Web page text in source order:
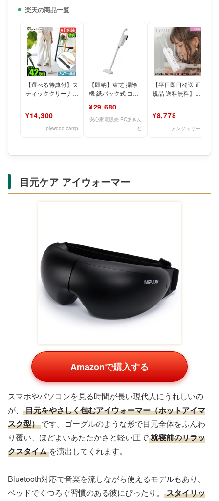
楽天の商品一覧
【選べる特典付】ス
ティッククリーナー
ワーレ
¥14,300
plywood camp
【即納】東芝 掃除
機 紙パック式 コー
リーナー トルネオ
コード
¥29,680
安心家電販売 PCあきん
ど
【平日即日発送 正
規品 送料無料】
ア
¥8,778
アンジェリーク
目元ケア アイウォーマー
Amazonで購入する
スマホやパソコンを見る時間が長い現代人にうれしいの
が、
目元をやさしく包むアイウォーマー（ホットアイマ
スク型） です。ゴーグルのような形で目元全体をふんわ
り覆い、ほどよいあたたかさと軽い圧で就寝前のリラッ
クスタイム を演出してくれます。
Bluetooth対応で音楽を流しながら使えるモデルもあり、
ベッドでくつろぐ習慣のある彼にぴったり。
スタイリッ